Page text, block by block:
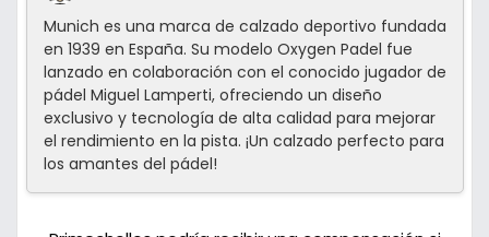
Munich es una marca de calzado deportivo fundada
en 1939 en España. Su modelo Oxygen Padel fue
lanzado en colaboración con el conocido jugador de
pádel Miguel Lamperti, ofreciendo un diseño
exclusivo y tecnología de alta calidad para mejorar
el rendimiento en la pista. ¡Un calzado perfecto para
los amantes del pádel!